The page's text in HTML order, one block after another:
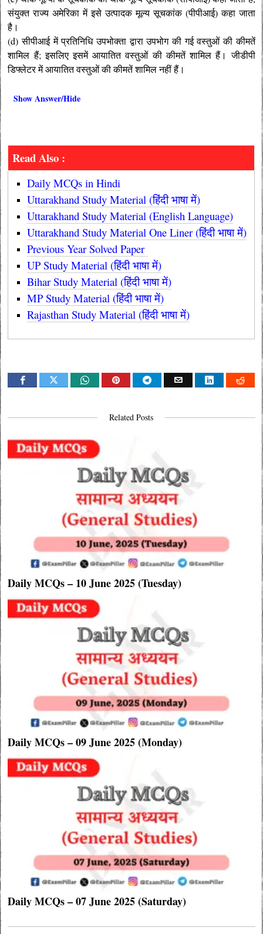
संयुक्त राज्य अमेरिका में इसे उत्पादक मूल्य सूचकांक (पीपीआई) कहा जाता
है।
(d) सीपीआई में प्रतिनिधि उपभोक्ता द्वारा उपभोग की गई वस्तुओं की कीमतें
शामिल हैं; इसलिए इसमें आयातित वस्तुओं की कीमतें शामिल हैं। जीडीपी
डिफ्लेटर में आयातित वस्तुओं की कीमतें शामिल नहीं हैं।
Show Answer/Hide
Read Also :
Daily MCQs in Hindi
Uttarakhand Study Material (हिंदी भाषा में)
Uttarakhand Study Material (English Language)
Uttarakhand Study Material One Liner (हिंदी भाषा में)
Previous Year Solved Paper
UP Study Material (हिंदी भाषा में)
Bihar Study Material (हिंदी भाषा में)
MP Study Material (हिंदी भाषा में)
Rajasthan Study Material (हिंदी भाषा में)
Related Posts
Daily MCQs – 10 June 2025 (Tuesday)
Daily MCQs – 09 June 2025 (Monday)
Daily MCQs – 07 June 2025 (Saturday)